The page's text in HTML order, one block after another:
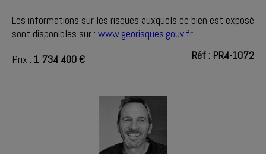
Les informations sur les risques auxquels ce bien est exposé
sont disponibles sur : www.georisques.gouv.fr
Réf : PR4-1072
Prix : 1 734 400 €